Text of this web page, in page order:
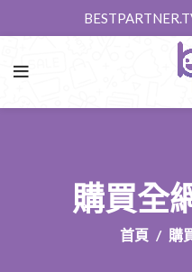
購買全
首頁 購